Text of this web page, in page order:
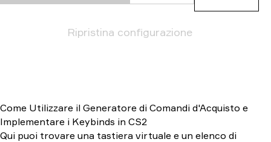
Ripristina configurazione
Come Utilizzare il Generatore di Comandi d'Acquisto e
Implementare i Keybinds in CS2
Qui puoi trovare una tastiera virtuale e un elenco di